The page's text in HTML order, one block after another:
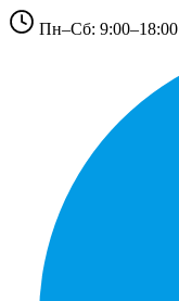
Пн–Сб: 9:00–18:00